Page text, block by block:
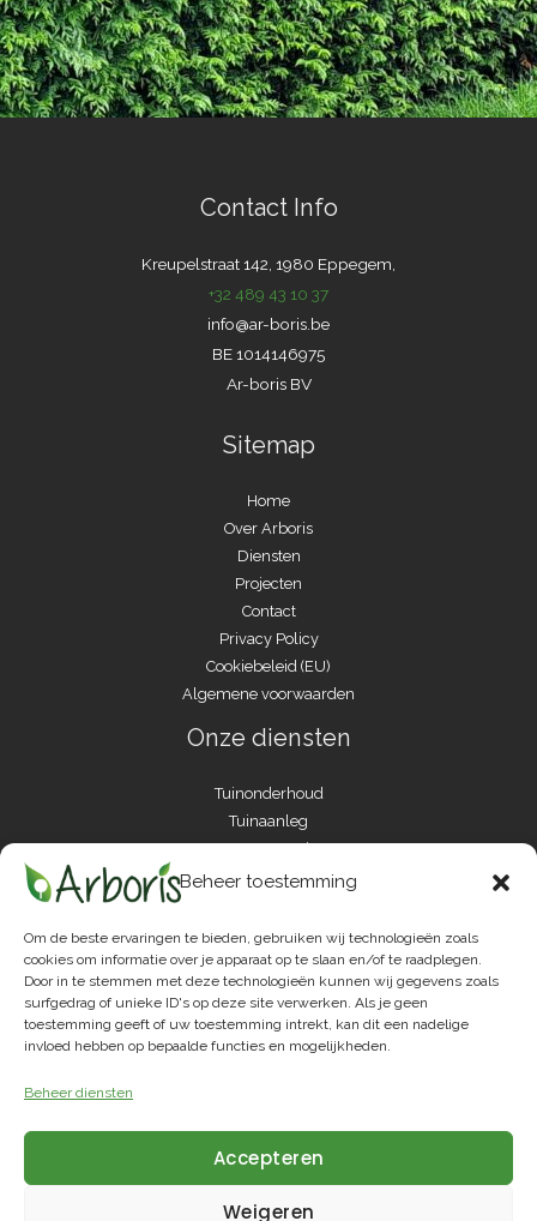
Beheer toestemming
Om de beste ervaringen te bieden, gebruiken wij technologieën zoals
cookies om informatie over je apparaat op te slaan en/of te raadplegen.
Door in te stemmen met deze technologieën kunnen wij gegevens zoals
surfgedrag of unieke ID's op deze site verwerken. Als je geen
toestemming geeft of uw toestemming intrekt, kan dit een nadelige
invloed hebben op bepaalde functies en mogelijkheden.
Beheer diensten
Accepteren
Weigeren
Contact Info
Kreupelstraat 142, 1980 Eppegem,
+32 489 43 10 37
info@ar-boris.be
BE 1014146975
Ar-boris BV
Sitemap
Home
Over Arboris
Diensten
Projecten
Contact
Privacy Policy
Cookiebeleid (EU)
Algemene voorwaarden
Onze diensten
Tuinonderhoud
Tuinaanleg
Boomverzorging
Gas maaien
Onkruidbestrijding
Gazonverzorging
Seizoensonderhoud
Terassen aanleggen
Arboris is jouw tuinbedrijf in Zemst en omstreken voor